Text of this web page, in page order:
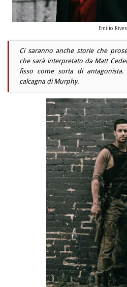
Emilio
Ci saranno anche storie che
che sarà interpretato da Matt
fisso come sorta di
calcagna di Murphy.